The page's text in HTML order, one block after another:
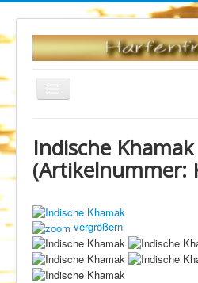
Navigation
an/aus
Andere Saiteninstrumente
Indische Khamak
(Artikelnummer:
vergrößern